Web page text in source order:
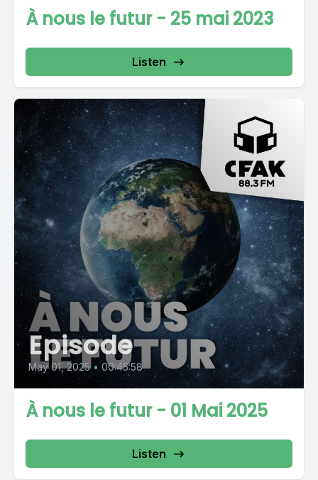
À nous le futur - 25 mai 2023
Listen
Episode
May 01, 2025 • 00:45:58
À nous le futur - 01 Mai 2025
Listen